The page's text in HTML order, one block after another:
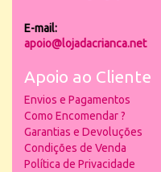
E-mail:
apoio@lojadacrianca.net
Apoio ao Cliente
Envios e Pagamentos
Como Encomendar ?
Garantias e Devoluções
Condições de Venda
Política de Privacidade